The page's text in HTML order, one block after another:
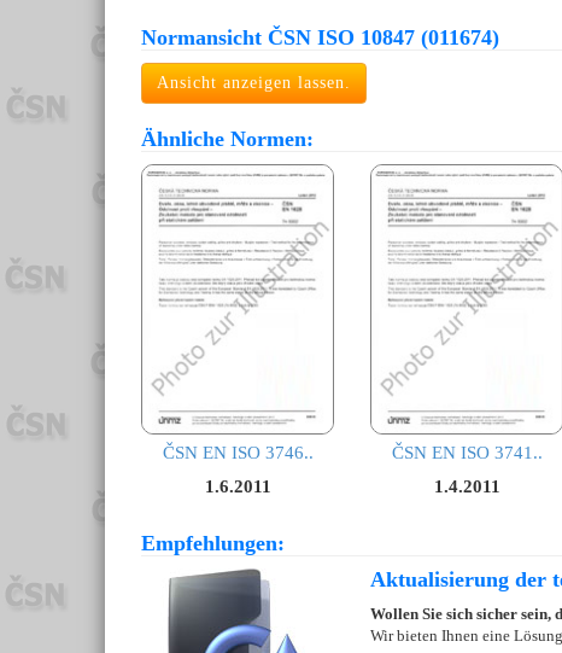
Normansicht ČSN ISO 10847 (011674)
Ansicht anzeigen lassen.
Ähnliche Normen:
ČSN EN ISO 3746..
1.6.2011
ČSN EN ISO 3741..
1.4.2011
Empfehlungen:
Aktualisierung der
Wollen Sie sich sicher sein,
Wir bieten Ihnen eine